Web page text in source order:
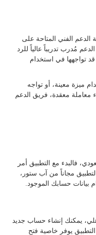
الفني المتاحة على
الدعم مُدرب تدريباً عالياً للرد
تواجهها في استخدام
ميزة معينة، أو تواجه
معاملة معقدة، فريق الدعم
فالبدء مع التطبيق أمر
مجاناً من آب ستور،
بيانات حسابك الموجود.
يمكنك إنشاء حساب جديد
يوفر خاصية فتح